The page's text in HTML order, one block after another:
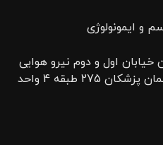
و ایمونولوژی
خیابان اول و دوم نیرو هوایی
جنب مسجد قدس ساختمان پزشکان 275 طبقه 4 واحد